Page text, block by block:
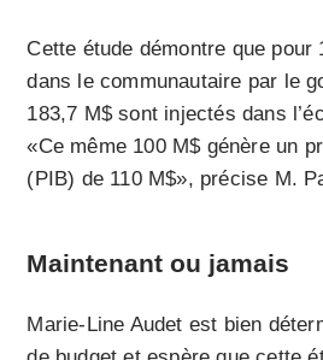
Cette étude démontre que pour
dans le communautaire par le
183,7 M$ sont injectés dans
«Ce même 100 M$ génère un
(PIB) de 110 M$», précise M.
Maintenant ou jamais
Marie-Line Audet est bien